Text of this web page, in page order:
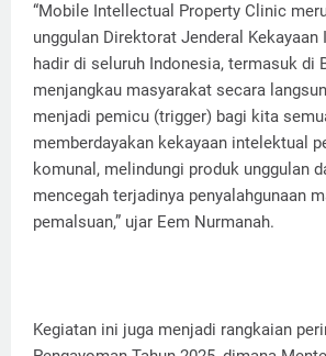
“Mobile Intellectual Property Clinic
unggulan Direktorat Jenderal Kekayaan
hadir di seluruh Indonesia, termasuk di
menjangkau masyarakat secara
menjadi pemicu (trigger) bagi kita
memberdayakan kekayaan intelektual
komunal, melindungi produk unggulan
mencegah terjadinya penyalahgunaan
pemalsuan,” ujar Eem Nurmanah.
Kegiatan ini juga menjadi rangkaian